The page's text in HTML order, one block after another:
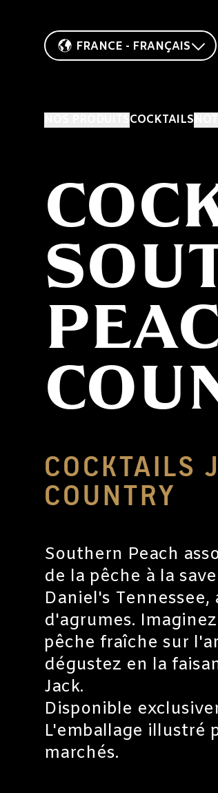
FRANCE - FRANÇAIS
COCKTAILS
COCKTAILS
COUNTRY
Southern Peach
de la pêche à la
Daniel's
d'agrumes.
pêche fraîche sur
dégustez en la
Jack.
Disponible
L'emballage illustré
marchés.